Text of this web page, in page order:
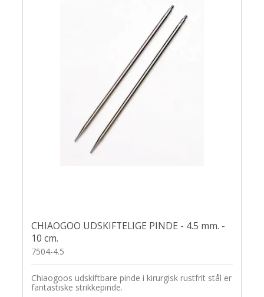
CHIAOGOO UDSKIFTELIGE PINDE - 4.5 mm. -
10 cm.
7504-4.5
Chiaogoos udskiftbare pinde i kirurgisk rustfrit stål er
fantastiske strikkepinde.